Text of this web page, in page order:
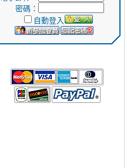
密碼：
自動登入